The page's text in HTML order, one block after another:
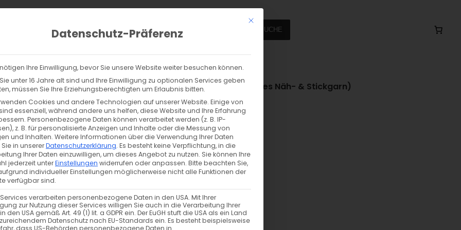
SUCHE
% SaleInfo Kontakt
40 (nachleuchtendes Näh- & Stickgarn)
100m Gütermann Glowy 40 (nachleuchtendes Näh- & Stickgarn)
5,00€ inkl. MwSt. zzgl. Versand
Merken
Farbe
grün lila orange rosa
Vorrätig
Mit diesem Button wird der Dialog geschlossen. Seine
Datenschutz-Präferenz
Ihre Einwilligung, bevor Sie unsere Website weiter besuchen können.
unter 16 Jahre alt sind und Ihre Einwilligung zu optionalen Services geben
müssen Sie Ihre Erziehungsberechtigten um Erlaubnis bitten.
Cookies und andere Technologien auf unserer Website. Einige von
essenziell, während andere uns helfen, diese Website und Ihre Erfahrung
Personenbezogene Daten können verarbeitet werden (z. B. IP-
z. B. für personalisierte Anzeigen und Inhalte oder die Messung von
und Inhalten. Weitere Informationen über die Verwendung Ihrer Daten
in unsererDatenschutzerklärung. Es besteht keine Verpflichtung, in die
Ihrer Daten einzuwilligen, um dieses Angebot zu nutzen. Sie können Ihre
jederzeit unterEinstellungen widerrufen oder anpassen. Bitte beachten Sie,
individueller Einstellungen möglicherweise nicht alle Funktionen der
verfügbar sind.
verarbeiten personenbezogene Daten in den USA. Mit Ihrer
zur Nutzung dieser Services willigen Sie auch in die Verarbeitung Ihrer
den USA gemäß Art. 49 (1) lit. a GDPR ein. Der EuGH stuft die USA als ein Land
Datenschutz nach EU-Standards ein. Es besteht beispielsweise
dass US-Behörden personenbezogene Daten in